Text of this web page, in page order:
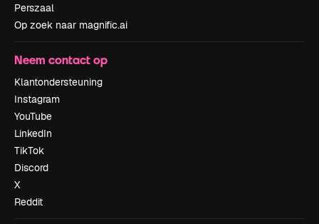
Perszaal
Op zoek naar magnific.ai
Neem contact op
Klantondersteuning
Instagram
YouTube
LinkedIn
TikTok
Discord
X
Reddit